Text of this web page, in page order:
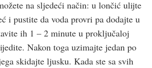
na sljedeći način: u lončić ulijte
i pustite da voda provri pa dodajte u
ih 1 – 2 minute u proključaloj
Nakon toga uzimajte jedan po
skidajte ljusku. Kada ste sa svih